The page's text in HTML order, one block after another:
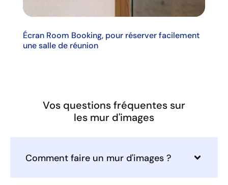
Écran Room Booking, pour réserver facilement
une salle de réunion
Vos questions fréquentes sur
les mur d'images
Comment faire un mur d'images ?